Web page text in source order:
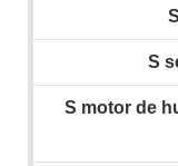
S
S
S motor de